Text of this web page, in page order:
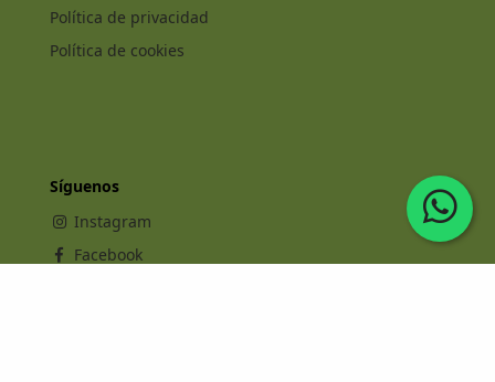
Política de privacidad
Política de cookies
Síguenos
Instagram
Facebook